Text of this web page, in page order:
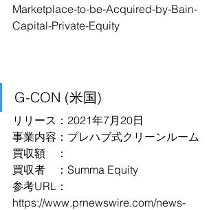
Marketplace-to-be-Acquired-by-Bain-
Capital-Private-Equity
G-CON (米国)
リリース：2021年7月20日
事業内容：プレハブ式クリーンルーム
買収額　：
買収者　：Summa Equity
参考URL：
https://www.prnewswire.com/news-